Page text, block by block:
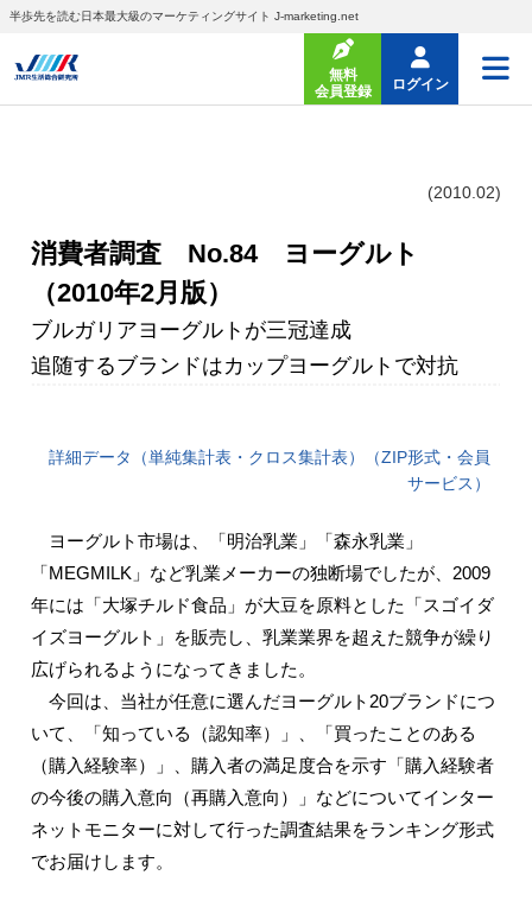
半歩先を読む日本最大級のマーケティングサイト J-marketing.net
無料
会員登録
ログイン
(2010.02)
消費者調査 No.84 ヨーグルト
（2010年2月版）
ブルガリアヨーグルトが三冠達成
追随するブランドはカップヨーグルトで対抗
詳細データ（単純集計表・クロス集計表）（ZIP形式・会員
サービス）
ヨーグルト市場は、「明治乳業」「森永乳業」
「MEGMILK」など乳業メーカーの独断場でしたが、2009
年には「大塚チルド食品」が大豆を原料とした「スゴイダ
イズヨーグルト」を販売し、乳業業界を超えた競争が繰り
広げられるようになってきました。
今回は、当社が任意に選んだヨーグルト20ブランドにつ
いて、「知っている（認知率）」、「買ったことのある
（購入経験率）」、購入者の満足度合を示す「購入経験者
の今後の購入意向（再購入意向）」などについてインター
ネットモニターに対して行った調査結果をランキング形式
でお届けします。